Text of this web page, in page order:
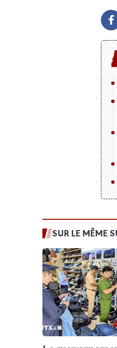
SUR LE MÊME